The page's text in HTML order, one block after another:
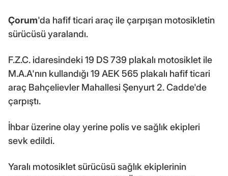
Çorum'da hafif ticari araç ile çarpışan motosikletin
sürücüsü yaralandı.
F.Z.C. idaresindeki 19 DS 739 plakalı motosiklet ile
M.A.A'nın kullandığı 19 AEK 565 plakalı hafif ticari
araç Bahçelievler Mahallesi Şenyurt 2. Cadde'de
çarpıştı.
İhbar üzerine olay yerine polis ve sağlık ekipleri
sevk edildi.
Yaralı motosiklet sürücüsü sağlık ekiplerinin